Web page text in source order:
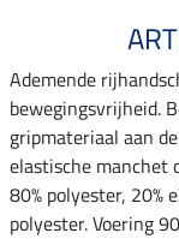
Ademende
bewegingsvrijheid.
gripmateriaal aan
elastische manchet
80% polyester, 20%
polyester. Voering